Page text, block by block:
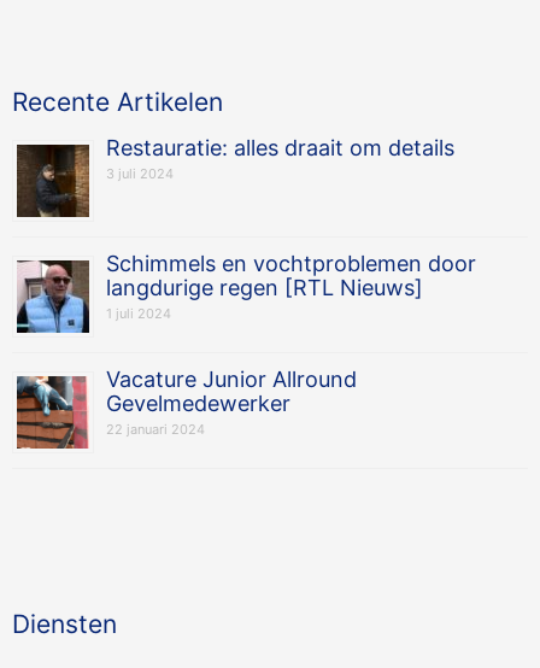
Recente Artikelen
Restauratie: alles draait om details
3 juli 2024
Schimmels en vochtproblemen door
langdurige regen [RTL Nieuws]
1 juli 2024
Vacature Junior Allround
Gevelmedewerker
22 januari 2024
Diensten